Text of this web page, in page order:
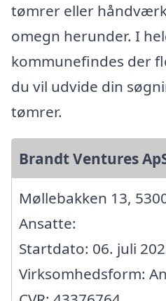
tømrer eller
omegn herunder. I
kommunefindes der
du vil udvide din
tømrer.
Brandt Ventures
Møllebakken 13,
Ansatte:
Startdato: 06. juli
Virksomhedsform: